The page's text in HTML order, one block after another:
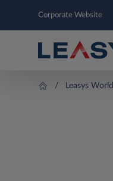
Corporate Website
Leasys World